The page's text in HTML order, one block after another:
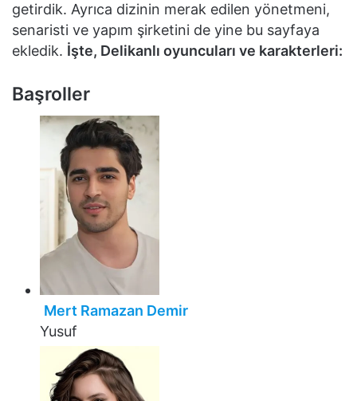
getirdik. Ayrıca dizinin merak edilen yönetmeni,
senaristi ve yapım şirketini de yine bu sayfaya
ekledik. İşte, Delikanlı oyuncuları ve karakterleri:
Başroller
Mert Ramazan Demir
Yusuf